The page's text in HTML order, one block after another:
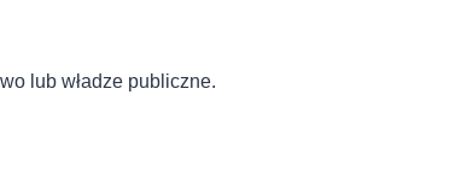
lub władze publiczne.